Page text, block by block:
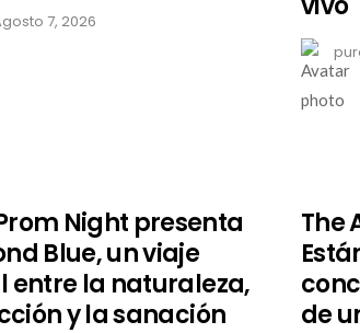
7, 2026
Night presenta
Blue, un viaje
entre la naturaleza,
y la sanación
The
de